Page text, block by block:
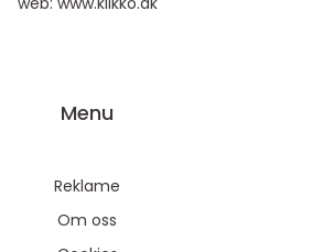
Menu
Reklame
Om oss